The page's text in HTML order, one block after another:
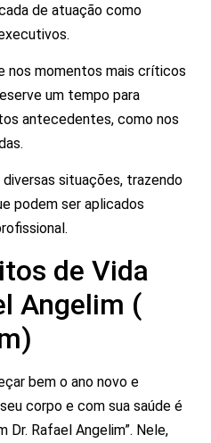
de atuação como
nos momentos mais críticos
um tempo para
antecedentes, como nos
situações, trazendo
podem ser aplicados
de Vida
Angelim (
bem o ano novo e
corpo e com sua saúde é
Dr. Rafael Angelim”. Nele,